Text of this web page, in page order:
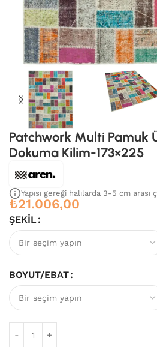
Patchwork Multi Pamuk
Dokuma Kilim-173×225
Yapısı gereği halılarda 3-5 cm arası
₺21.006,00
ŞEKIL
BOYUT/EBAT